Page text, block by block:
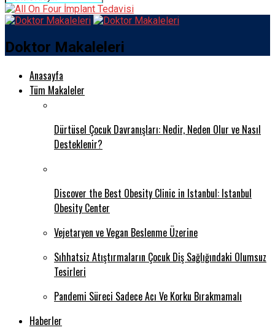
Doktor Makaleleri
Anasayfa
Tüm Makaleler
Dürtüsel Çocuk Davranışları: Nedir, Neden Olur ve Nasıl
Desteklenir?
Discover the Best Obesity Clinic in Istanbul: Istanbul
Obesity Center
Vejetaryen ve Vegan Beslenme Üzerine
Sıhhatsiz Atıştırmaların Çocuk Diş Sağlığındaki Olumsuz
Tesirleri
Pandemi Süreci Sadece Acı Ve Korku Bırakmamalı
Haberler